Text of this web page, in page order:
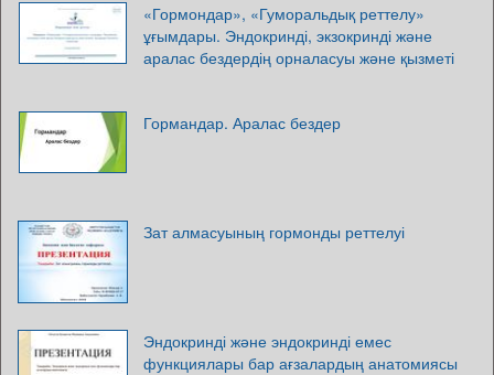
«Гормондар», «Гуморальдық реттелу»
ұғымдары. Эндокринді, экзокринді және
аралас бездердің орналасуы және қызметі
Гормандар. Аралас бездер
Зат алмасуының гормонды реттелуі
Эндокринді және эндокринді емес
функциялары бар ағзалардың анатомиясы